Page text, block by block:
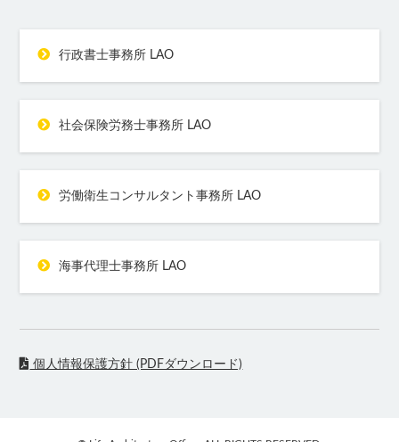
行政書士事務所 LAO
社会保険労務士事務所 LAO
労働衛生コンサルタント事務所 LAO
海事代理士事務所 LAO
個人情報保護方針 (PDFダウンロード)